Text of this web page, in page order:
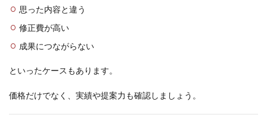
思った内容と違う
修正費が高い
成果につながらない
といったケースもあります。
価格だけでなく、実績や提案力も確認しましょう。